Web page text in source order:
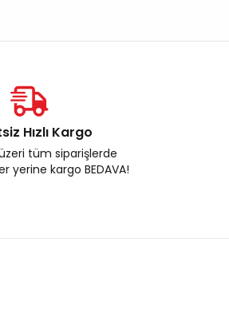
Hızlı Kargo
tüm siparişlerde
yerine kargo BEDAVA!